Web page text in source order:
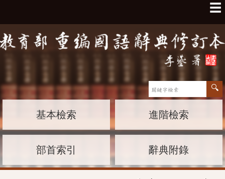
☰
基本檢索 進階檢索
部首索引 辭典附錄